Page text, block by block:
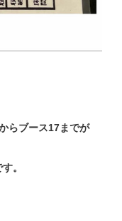
らブース17までが
。